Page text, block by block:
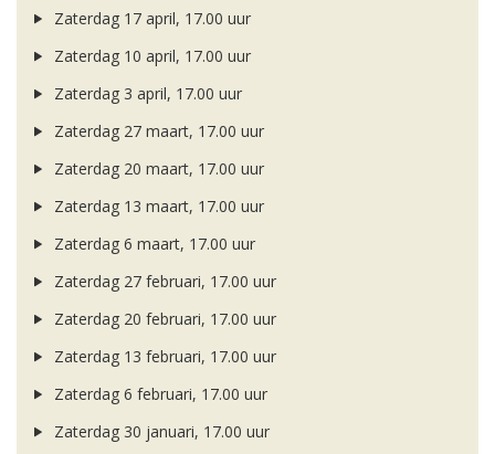
Zaterdag 17 april, 17.00 uur
Zaterdag 10 april, 17.00 uur
Zaterdag 3 april, 17.00 uur
Zaterdag 27 maart, 17.00 uur
Zaterdag 20 maart, 17.00 uur
Zaterdag 13 maart, 17.00 uur
Zaterdag 6 maart, 17.00 uur
Zaterdag 27 februari, 17.00 uur
Zaterdag 20 februari, 17.00 uur
Zaterdag 13 februari, 17.00 uur
Zaterdag 6 februari, 17.00 uur
Zaterdag 30 januari, 17.00 uur